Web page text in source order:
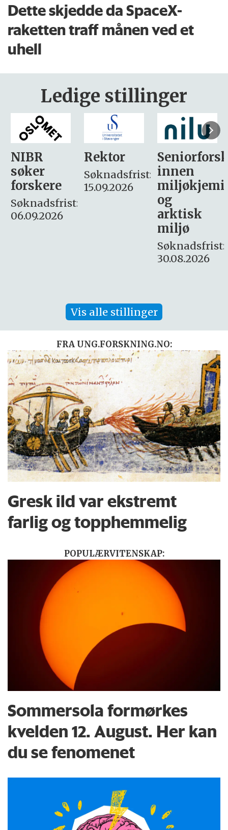
Dette skjedde da SpaceX-
raketten traff månen ved et
uhell
Ledige stillinger
Rektor
Søknadsfrist:
15.09.2026
Seniorforsker
innen
miljøkjemi
søker
– fast
Søknadsfrist:
16. august.
Vis alle stillinger
FRA UNG.FORSKNING.NO:
Gresk ild var ekstremt
farlig og topphemmelig
POPULÆRVITENSKAP:
Sommersola formørkes
kvelden 12. August. Her kan
du se fenomenet